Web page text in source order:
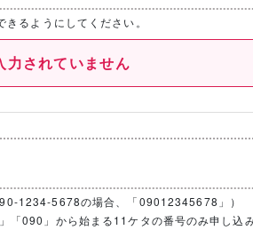
るようにしてください。
力されていません
1234-5678の場合、「09012345678」）
090」から始まる11ケタの番号のみ申し込み